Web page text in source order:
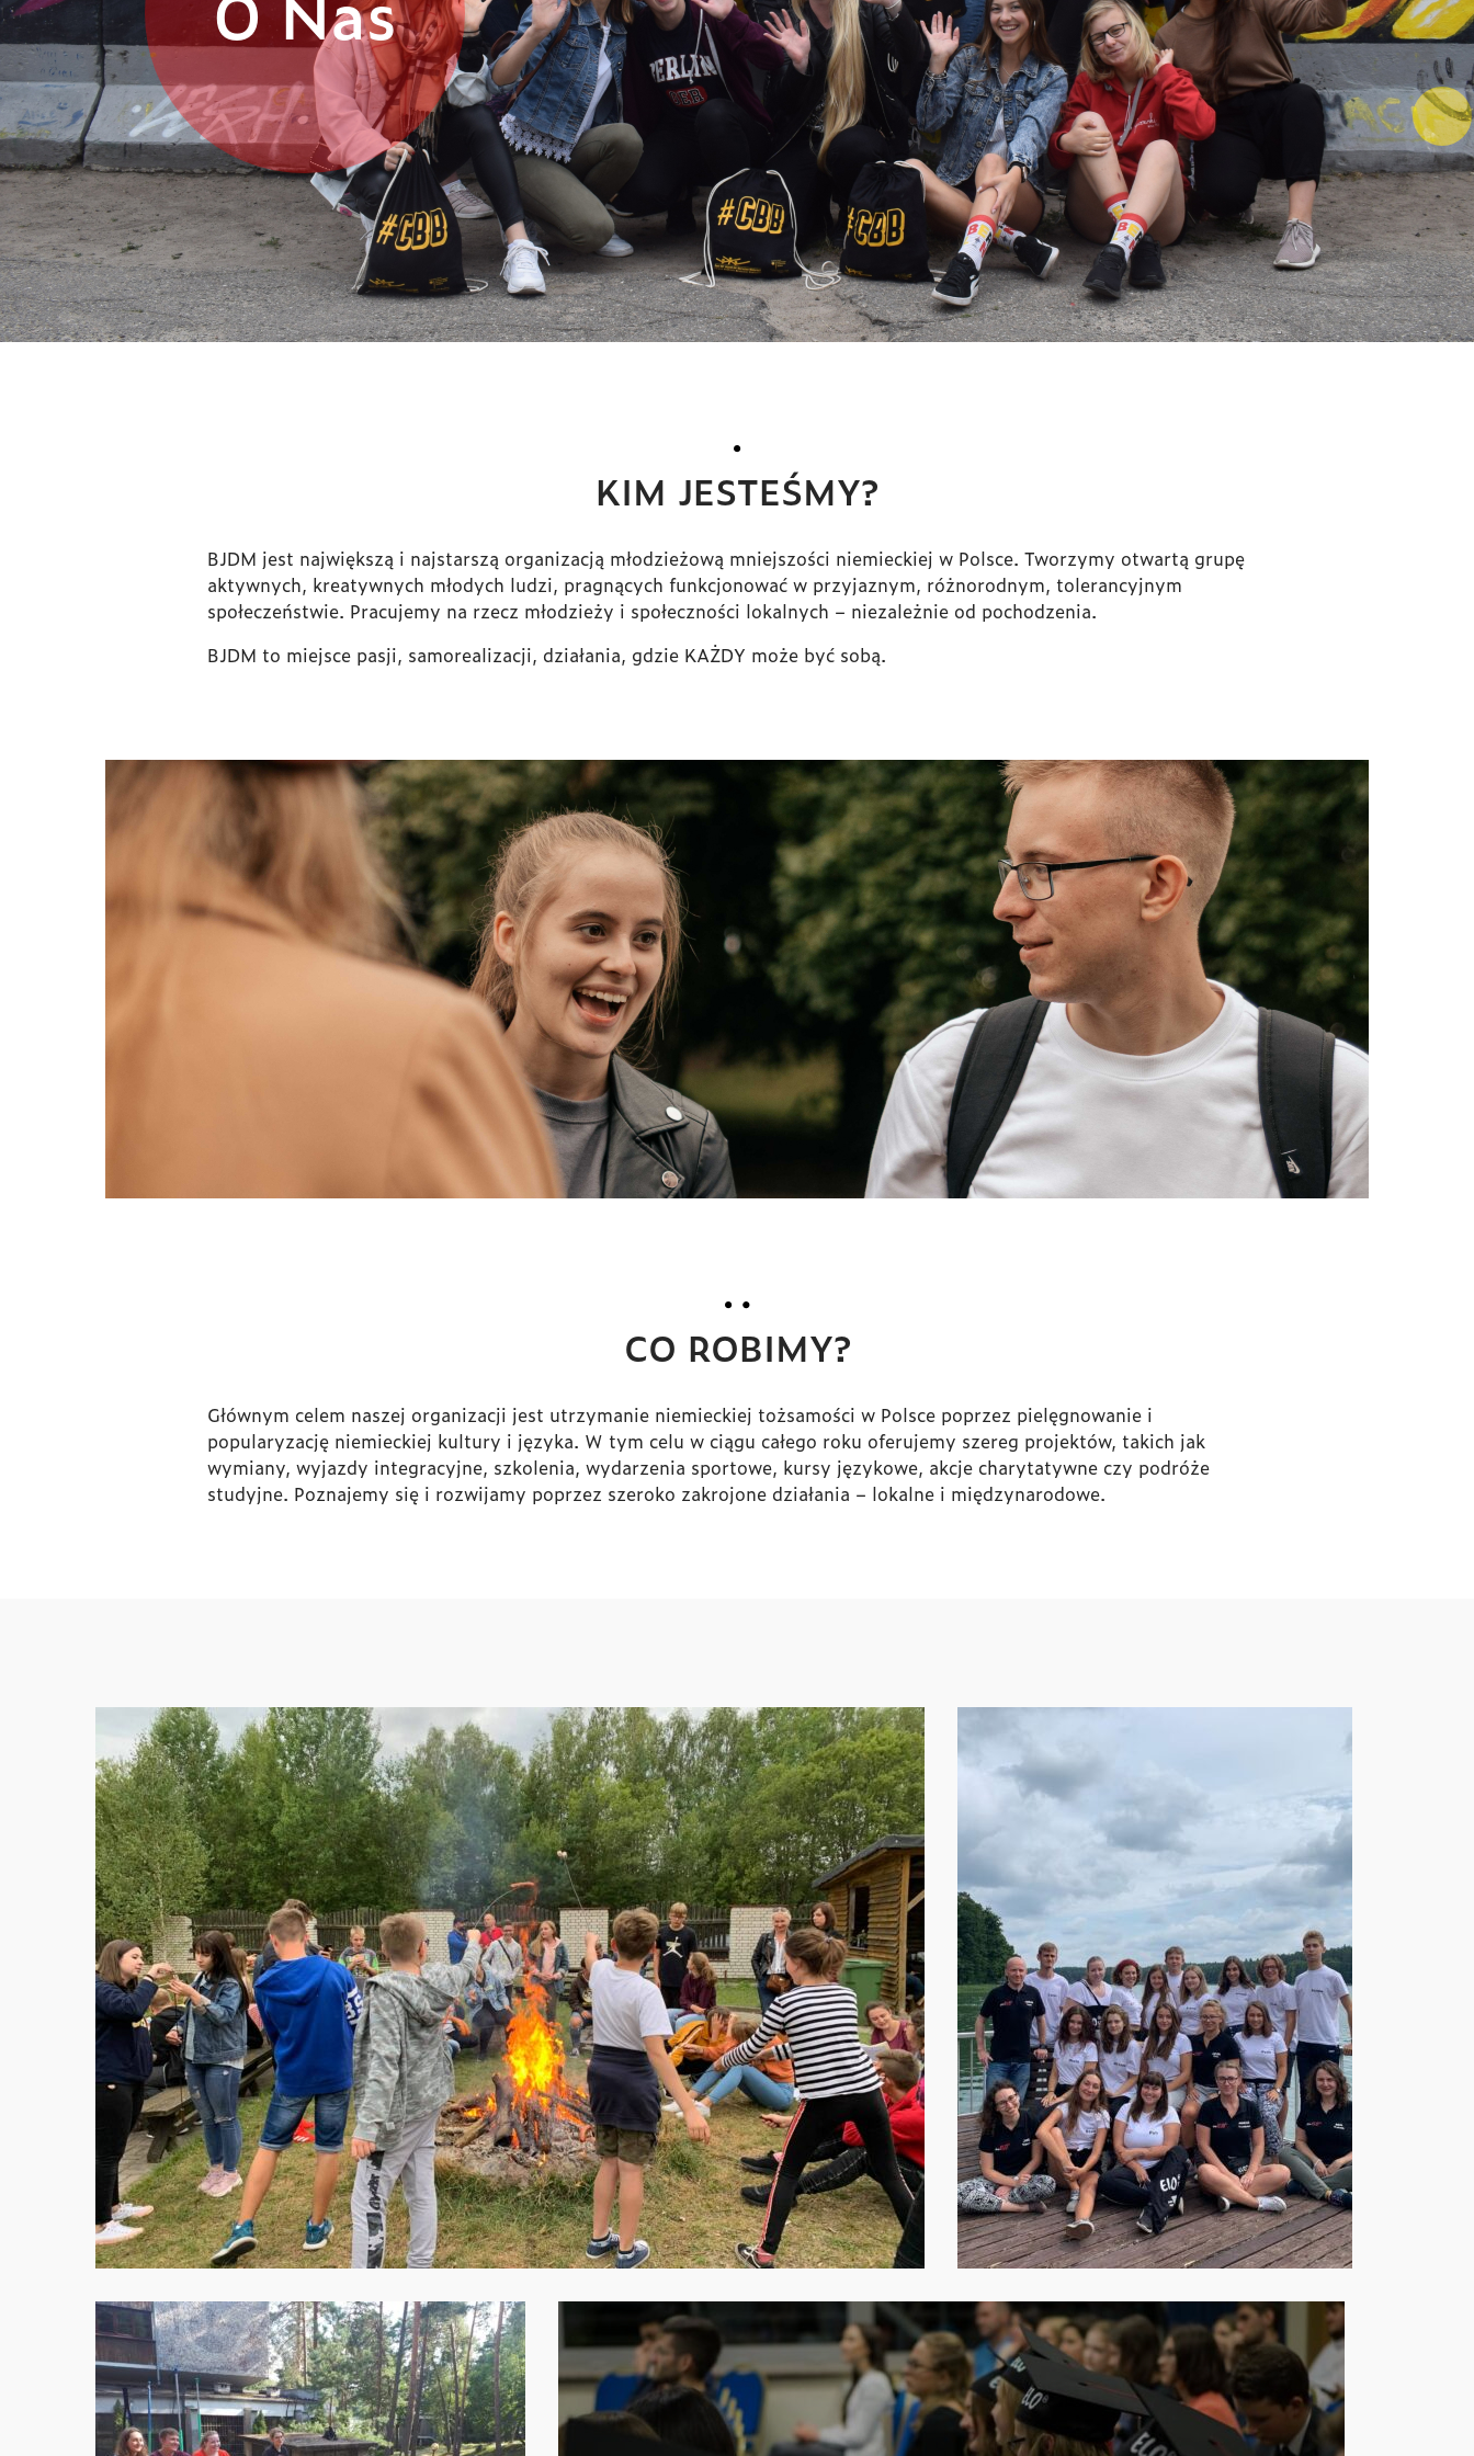
KIM JESTEŚMY?
BJDM jest największą i najstarszą organizacją młodzieżową mniejszości niemieckiej w Polsce. Tworzymy otwartą grupę
aktywnych, kreatywnych młodych ludzi, pragnących funkcjonować w przyjaznym, różnorodnym, tolerancyjnym
społeczeństwie. Pracujemy na rzecz młodzieży i społeczności lokalnych – niezależnie od pochodzenia.
BJDM to miejsce pasji, samorealizacji, działania, gdzie KAŻDY może być sobą.
CO ROBIMY?
Głównym celem naszej organizacji jest utrzymanie niemieckiej tożsamości w Polsce poprzez pielęgnowanie i
popularyzację niemieckiej kultury i języka. W tym celu w ciągu całego roku oferujemy szereg projektów, takich jak
wymiany, wyjazdy integracyjne, szkolenia, wydarzenia sportowe, kursy językowe, akcje charytatywne czy podróże
studyjne. Poznajemy się i rozwijamy poprzez szeroko zakrojone działania – lokalne i międzynarodowe.